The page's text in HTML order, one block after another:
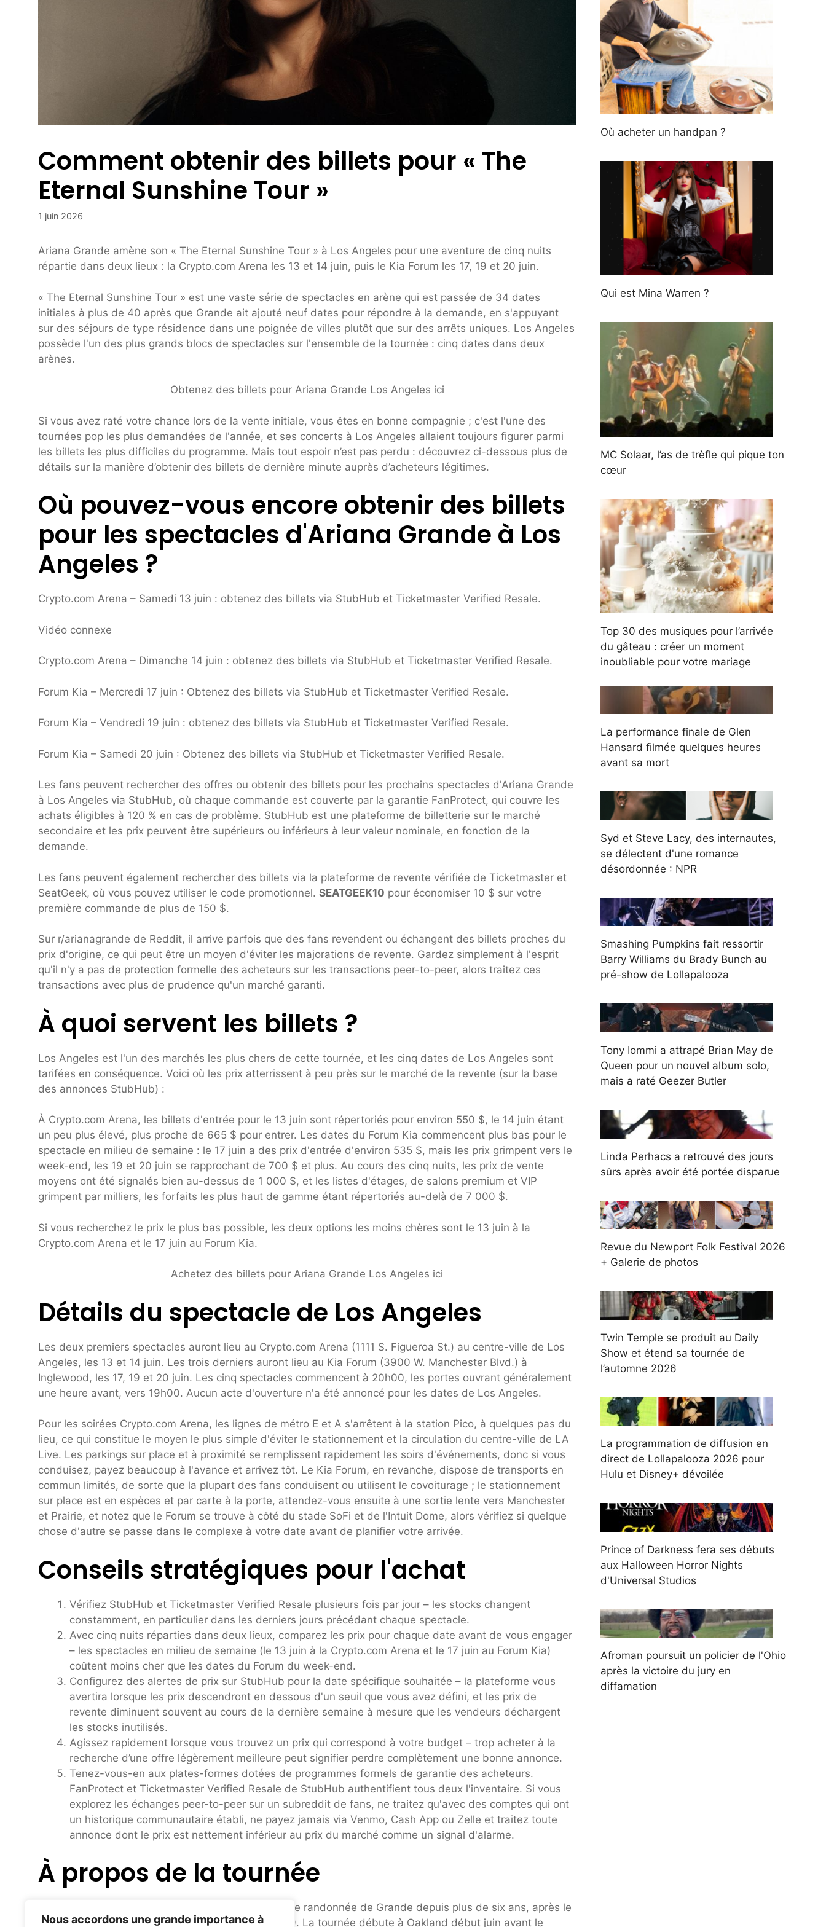
Nous accordons une grande importance à
Comment obtenir des billets pour « The
Eternal Sunshine Tour »
1 juin 2026
Ariana Grande amène son « The Eternal Sunshine Tour » à Los Angeles pour une aventure de cinq nuits
répartie dans deux lieux : la Crypto.com Arena les 13 et 14 juin, puis le Kia Forum les 17, 19 et 20 juin.
« The Eternal Sunshine Tour » est une vaste série de spectacles en arène qui est passée de 34 dates
initiales à plus de 40 après que Grande ait ajouté neuf dates pour répondre à la demande, en s'appuyant
sur des séjours de type résidence dans une poignée de villes plutôt que sur des arrêts uniques. Los Angeles
possède l'un des plus grands blocs de spectacles sur l'ensemble de la tournée : cinq dates dans deux
arènes.
Obtenez des billets pour Ariana Grande Los Angeles ici
Si vous avez raté votre chance lors de la vente initiale, vous êtes en bonne compagnie ; c'est l'une des
tournées pop les plus demandées de l'année, et ses concerts à Los Angeles allaient toujours figurer parmi
les billets les plus difficiles du programme. Mais tout espoir n’est pas perdu : découvrez ci-dessous plus de
détails sur la manière d’obtenir des billets de dernière minute auprès d’acheteurs légitimes.
Où pouvez-vous encore obtenir des billets
pour les spectacles d'Ariana Grande à Los
Angeles ?
Crypto.com Arena – Samedi 13 juin : obtenez des billets via StubHub et Ticketmaster Verified Resale.
Vidéo connexe
Crypto.com Arena – Dimanche 14 juin : obtenez des billets via StubHub et Ticketmaster Verified Resale.
Forum Kia – Mercredi 17 juin : Obtenez des billets via StubHub et Ticketmaster Verified Resale.
Forum Kia – Vendredi 19 juin : obtenez des billets via StubHub et Ticketmaster Verified Resale.
Forum Kia – Samedi 20 juin : Obtenez des billets via StubHub et Ticketmaster Verified Resale.
Les fans peuvent rechercher des offres ou obtenir des billets pour les prochains spectacles d'Ariana Grande
à Los Angeles via StubHub, où chaque commande est couverte par la garantie FanProtect, qui couvre les
achats éligibles à 120 % en cas de problème. StubHub est une plateforme de billetterie sur le marché
secondaire et les prix peuvent être supérieurs ou inférieurs à leur valeur nominale, en fonction de la
demande.
Les fans peuvent également rechercher des billets via la plateforme de revente vérifiée de Ticketmaster et
SeatGeek, où vous pouvez utiliser le code promotionnel. SEATGEEK10 pour économiser 10 $ sur votre
première commande de plus de 150 $.
Sur r/arianagrande de Reddit, il arrive parfois que des fans revendent ou échangent des billets proches du
prix d'origine, ce qui peut être un moyen d'éviter les majorations de revente. Gardez simplement à l'esprit
qu'il n'y a pas de protection formelle des acheteurs sur les transactions peer-to-peer, alors traitez ces
transactions avec plus de prudence qu'un marché garanti.
À quoi servent les billets ?
Los Angeles est l'un des marchés les plus chers de cette tournée, et les cinq dates de Los Angeles sont
tarifées en conséquence. Voici où les prix atterrissent à peu près sur le marché de la revente (sur la base
des annonces StubHub) :
À Crypto.com Arena, les billets d'entrée pour le 13 juin sont répertoriés pour environ 550 $, le 14 juin étant
un peu plus élevé, plus proche de 665 $ pour entrer. Les dates du Forum Kia commencent plus bas pour le
spectacle en milieu de semaine : le 17 juin a des prix d'entrée d'environ 535 $, mais les prix grimpent vers le
week-end, les 19 et 20 juin se rapprochant de 700 $ et plus. Au cours des cinq nuits, les prix de vente
moyens ont été signalés bien au-dessus de 1 000 $, et les listes d'étages, de salons premium et VIP
grimpent par milliers, les forfaits les plus haut de gamme étant répertoriés au-delà de 7 000 $.
Si vous recherchez le prix le plus bas possible, les deux options les moins chères sont le 13 juin à la
Crypto.com Arena et le 17 juin au Forum Kia.
Achetez des billets pour Ariana Grande Los Angeles ici
Détails du spectacle de Los Angeles
Les deux premiers spectacles auront lieu au Crypto.com Arena (1111 S. Figueroa St.) au centre-ville de Los
Angeles, les 13 et 14 juin. Les trois derniers auront lieu au Kia Forum (3900 W. Manchester Blvd.) à
Inglewood, les 17, 19 et 20 juin. Les cinq spectacles commencent à 20h00, les portes ouvrant généralement
une heure avant, vers 19h00. Aucun acte d'ouverture n'a été annoncé pour les dates de Los Angeles.
Pour les soirées Crypto.com Arena, les lignes de métro E et A s'arrêtent à la station Pico, à quelques pas du
lieu, ce qui constitue le moyen le plus simple d'éviter le stationnement et la circulation du centre-ville de LA
Live. Les parkings sur place et à proximité se remplissent rapidement les soirs d'événements, donc si vous
conduisez, payez beaucoup à l'avance et arrivez tôt. Le Kia Forum, en revanche, dispose de transports en
commun limités, de sorte que la plupart des fans conduisent ou utilisent le covoiturage ; le stationnement
sur place est en espèces et par carte à la porte, attendez-vous ensuite à une sortie lente vers Manchester
et Prairie, et notez que le Forum se trouve à côté du stade SoFi et de l'Intuit Dome, alors vérifiez si quelque
chose d'autre se passe dans le complexe à votre date avant de planifier votre arrivée.
Conseils stratégiques pour l'achat
Vérifiez StubHub et Ticketmaster Verified Resale plusieurs fois par jour – les stocks changent
constamment, en particulier dans les derniers jours précédant chaque spectacle.
Avec cinq nuits réparties dans deux lieux, comparez les prix pour chaque date avant de vous engager
– les spectacles en milieu de semaine (le 13 juin à la Crypto.com Arena et le 17 juin au Forum Kia)
coûtent moins cher que les dates du Forum du week-end.
Configurez des alertes de prix sur StubHub pour la date spécifique souhaitée – la plateforme vous
avertira lorsque les prix descendront en dessous d'un seuil que vous avez défini, et les prix de
revente diminuent souvent au cours de la dernière semaine à mesure que les vendeurs déchargent
les stocks inutilisés.
Agissez rapidement lorsque vous trouvez un prix qui correspond à votre budget – trop acheter à la
recherche d’une offre légèrement meilleure peut signifier perdre complètement une bonne annonce.
Tenez-vous-en aux plates-formes dotées de programmes formels de garantie des acheteurs.
FanProtect et Ticketmaster Verified Resale de StubHub authentifient tous deux l'inventaire. Si vous
explorez les échanges peer-to-peer sur un subreddit de fans, ne traitez qu'avec des comptes qui ont
un historique communautaire établi, ne payez jamais via Venmo, Cash App ou Zelle et traitez toute
annonce dont le prix est nettement inférieur au prix du marché comme un signal d'alarme.
À propos de la tournée
« The Eternal Sunshine Tour » est la première grande randonnée de Grande depuis plus de six ans, après le
« Sweetener World Tour », qui s'est terminé en 2019. La tournée débute à Oakland début juin avant le
Où acheter un handpan ?
Qui est Mina Warren ?
MC Solaar, l’as de trèfle qui pique ton
cœur
Top 30 des musiques pour l’arrivée
du gâteau : créer un moment
inoubliable pour votre mariage
La performance finale de Glen
Hansard filmée quelques heures
avant sa mort
Syd et Steve Lacy, des internautes,
se délectent d'une romance
désordonnée : NPR
Smashing Pumpkins fait ressortir
Barry Williams du Brady Bunch au
pré-show de Lollapalooza
Tony Iommi a attrapé Brian May de
Queen pour un nouvel album solo,
mais a raté Geezer Butler
Linda Perhacs a retrouvé des jours
sûrs après avoir été portée disparue
Revue du Newport Folk Festival 2026
+ Galerie de photos
Twin Temple se produit au Daily
Show et étend sa tournée de
l’automne 2026
La programmation de diffusion en
direct de Lollapalooza 2026 pour
Hulu et Disney+ dévoilée
Prince of Darkness fera ses débuts
aux Halloween Horror Nights
d'Universal Studios
Afroman poursuit un policier de l'Ohio
après la victoire du jury en
diffamation